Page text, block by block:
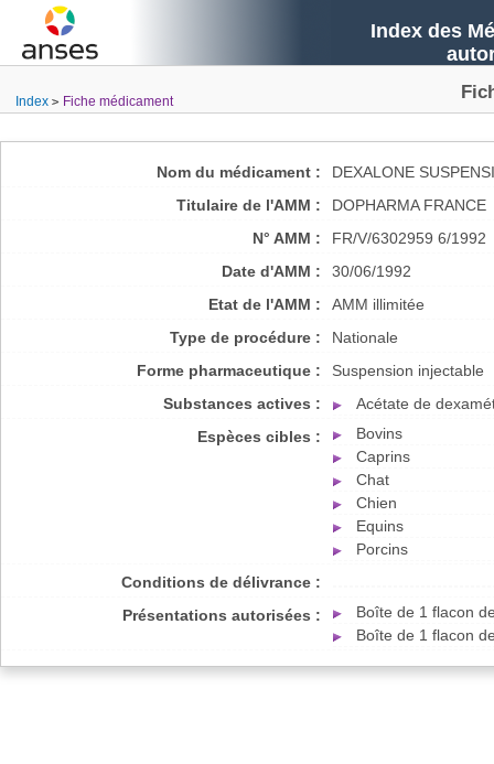
Index des
Index Fiche médicament
Nom du médicament :
DEXALONE
Titulaire de l'AMM :
DOPHARMA FRANCE
N° AMM :
FR/V/6302959 6/1992
Date d'AMM :
30/06/1992
Etat de l'AMM :
AMM illimitée
Type de procédure :
Nationale
Forme pharmaceutique :
Suspension injectable
Substances actives :
Acétate de
Espèces cibles :
Bovins
Caprins
Chat
Chien
Equins
Porcins
Conditions de délivrance :
Présentations autorisées :
Boîte de 1 flacon
Boîte de 1 flacon